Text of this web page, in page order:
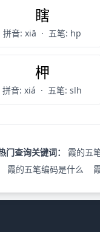
瞎
拼音: xiā · 五笔: hp
柙
拼音: xiá · 五笔: slh
门查询关键词： 霞的五
霞的五笔编码是什么